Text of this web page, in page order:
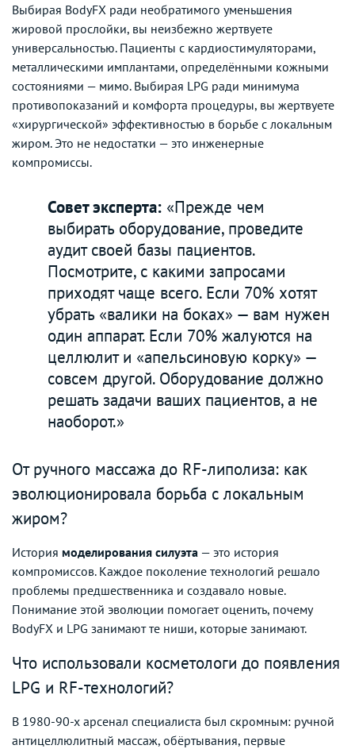
Выбирая BodyFX ради необратимого уменьшения
жировой прослойки, вы неизбежно жертвуете
универсальностью. Пациенты с кардиостимуляторами,
металлическими имплантами, определёнными кожными
состояниями — мимо. Выбирая LPG ради минимума
противопоказаний и комфорта процедуры, вы жертвуете
«хирургической» эффективностью в борьбе с локальным
жиром. Это не недостатки — это инженерные
компромиссы.
Совет эксперта: «Прежде чем
выбирать оборудование, проведите
аудит своей базы пациентов.
Посмотрите, с какими запросами
приходят чаще всего. Если 70% хотят
убрать «валики на боках» — вам нужен
один аппарат. Если 70% жалуются на
целлюлит и «апельсиновую корку» —
совсем другой. Оборудование должно
решать задачи ваших пациентов, а не
наоборот.»
От ручного массажа до RF-липолиза: как
эволюционировала борьба с локальным
жиром?
История моделирования силуэта — это история
компромиссов. Каждое поколение технологий решало
проблемы предшественника и создавало новые.
Понимание этой эволюции помогает оценить, почему
BodyFX и LPG занимают те ниши, которые занимают.
Что использовали косметологи до появления
LPG и RF-технологий?
В 1980-90-х арсенал специалиста был скромным: ручной
антицеллюлитный массаж, обёртывания, первые